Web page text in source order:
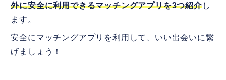
外に安全に利用できるマッチングアプリを3つ紹介し
ます。
安全にマッチングアプリを利用して、いい出会いに繋
げましょう！